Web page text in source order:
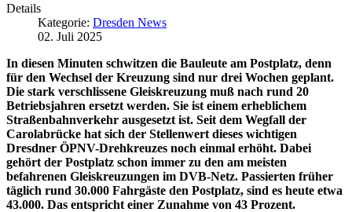
Details
Kategorie: Dresden News
02. Juli 2025
In diesen Minuten schwitzen die Bauleute am Postplatz, denn
für den Wechsel der Kreuzung sind nur drei Wochen geplant.
Die stark verschlissene Gleiskreuzung muß nach rund 20
Betriebsjahren ersetzt werden. Sie ist einem erheblichem
Straßenbahnverkehr ausgesetzt ist. Seit dem Wegfall der
Carolabrücke hat sich der Stellenwert dieses wichtigen
Dresdner ÖPNV-Drehkreuzes noch einmal erhöht. Dabei
gehört der Postplatz schon immer zu den am meisten
befahrenen Gleiskreuzungen im DVB-Netz. Passierten früher
täglich rund 30.000 Fahrgäste den Postplatz, sind es heute etwa
43.000. Das entspricht einer Zunahme von 43 Prozent.